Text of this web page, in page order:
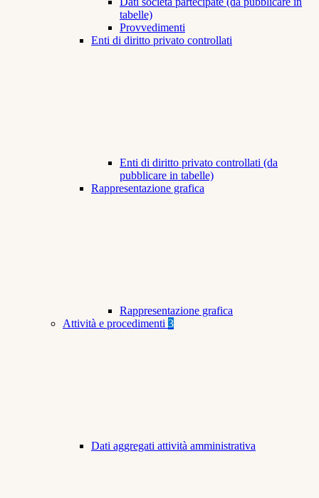
tabelle)
Provvedimenti
Enti di diritto privato controllati
Enti di diritto privato controllati (da
pubblicare in tabelle)
Rappresentazione grafica
Rappresentazione grafica
Attività e procedimenti 3
Dati aggregati attività amministrativa